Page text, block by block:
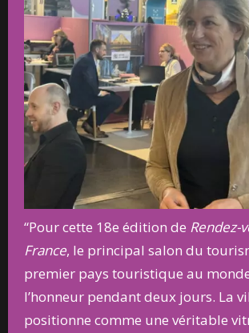
“Pour cette 18e édition de Rendez-
France, le principal salon du
premier pays touristique au
l’honneur pendant deux jours. La
positionne comme une véritable